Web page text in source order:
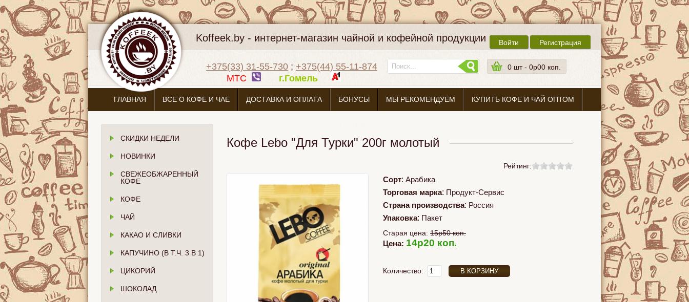
Koffeek.by - интернет-магазин чайной и кофейной продукции Войти Регистрация
+375(33) 31-55-730 ; +375(44) 55-11-874
МТС
г.Гомель
0 шт - 0p00 коп.
ГЛАВНАЯ ВСЕ О КОФЕ И ЧАЕ ДОСТАВКА И ОПЛАТА БОНУСЫ МЫ РЕКОМЕНДУЕМ КУПИТЬ КОФЕ И ЧАЙ ОПТОМ
СКИДКИ НЕДЕЛИ
НОВИНКИ
СВЕЖЕОБЖАРЕННЫЙ
КОФЕ
КОФЕ
ЧАЙ
КАКАО И СЛИВКИ
КАПУЧИНО (В Т.Ч. 3 В 1)
ЦИКОРИЙ
ШОКОЛАД
Кофе Lebo "Для Турки" 200г молотый
Рейтинг:
Сорт: Арабика
Торговая марка: Продукт-Сервис
Страна производства: Россия
Упаковка: Пакет
Старая цена: 15p50 коп.
Цена: 14p20 коп.
Количество: